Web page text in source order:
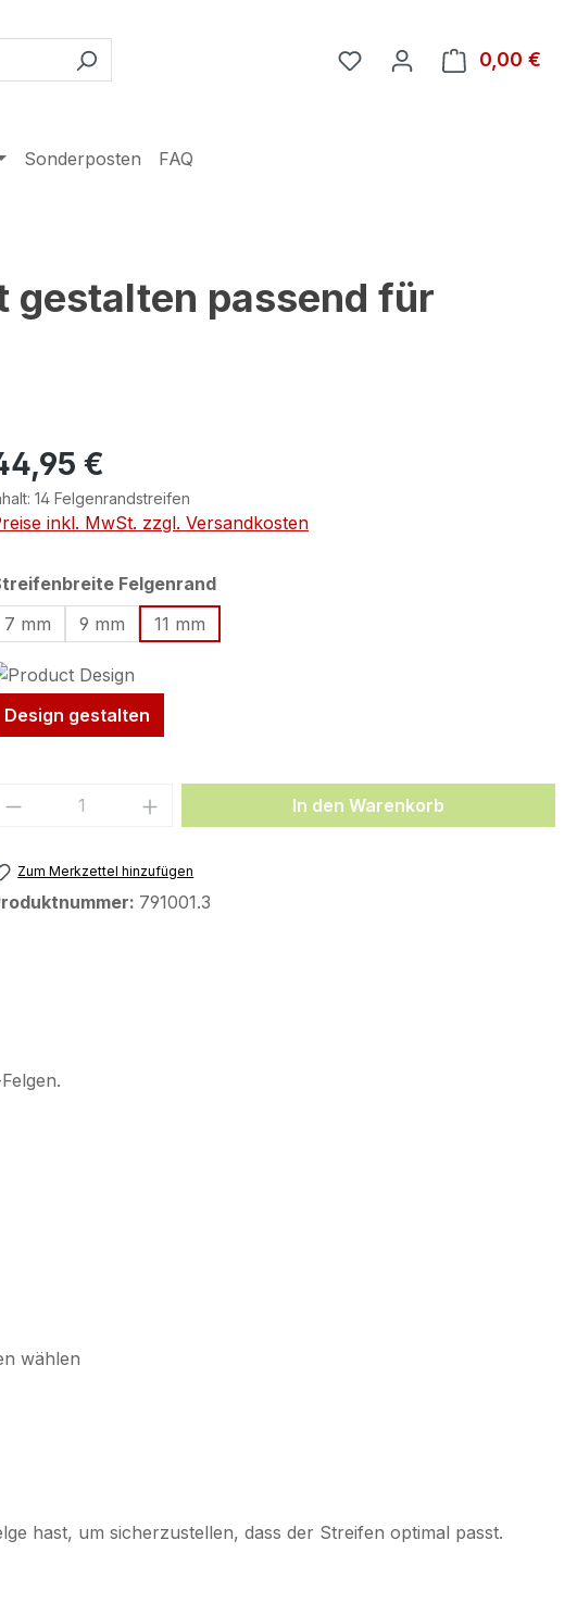
Du hast 0 Produkte auf
0,00 €
Sonderposten FAQ
gestalten passend für
€
14 Felgenrandstreifen
inkl. MwSt. zzgl. Versandkosten
Felgenrandauswählen
7 mm
9 mm 11 mm
Design gestalten
Produkt Anzahl: Gib den gewünschten Wert
In den Warenkorb
Zum Merkzettel hinzufügen
791001.3
wählen
hast, um sicherzustellen, dass der Streifen optimal passt.